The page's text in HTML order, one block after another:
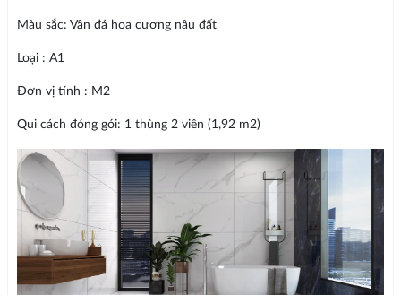
Màu sắc: Vân đá hoa cương nâu đất
Loại : A1
Đơn vị tính : M2
Qui cách đóng gói: 1 thùng 2 viên (1,92 m2)